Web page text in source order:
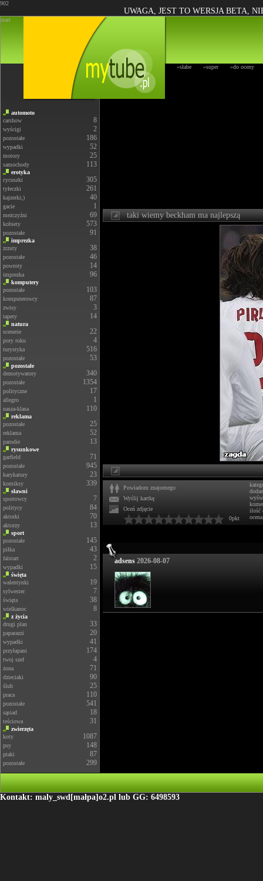
902
UWAGA, JEST TO WERSJA BETA,
start
»słabe »super »do oceny
automoto
carshow
8
wyścigi 2
pozostałe 186
wypadki 52
motory 25
samochody 113
erotyka
cycuszki
305
tyłeczki 261
kajzerki;) 40
gacie 1
meżczyźni 69
kobiety 573
pozostałe 91
imprezka
zrzuty
38
pozostałe 46
powroty 14
imprezka 96
komputery
pozostałe
103
komputerowcy 87
zwisy 3
tapety 14
natura
scenerie
22
pory roku 4
turystyka 516
pozostałe 53
pozostałe
demotywatory
340
pozostałe 1354
polityczne 17
allegro 1
nasza-klasa 110
reklama
pozostałe
25
reklama 52
parodie 13
rysunkowe
garfield
71
pozostałe 945
karykatury 23
komiksy 339
sławni
sportowcy
7
politycy 84
aktorki 70
aktorzy 13
sport
pozostałe
145
piłka 43
falstart 2
wypadki 15
święta
walentynki
19
sylwester 7
święta 38
wielkanoc 8
z życia
drugi plan
33
paparazzi 20
wypadki 41
przyłapani 174
twoj szef 4
żona 71
dzieciaki 90
ślub 25
praca 110
pozostałe 541
sąsiad 18
teściowa 31
zwierzęta
koty
1087
psy 148
ptaki 87
pozostałe 299
taki wiemy beckham ma najlepszą
Powiadom znajomego
Wyślij kartkę
Oceń zdjęcie
0pkt
ilość
ocena
adsens 2026-08-07
Kontakt: maly_swd[małpa]o2.pl lub GG: 6498593